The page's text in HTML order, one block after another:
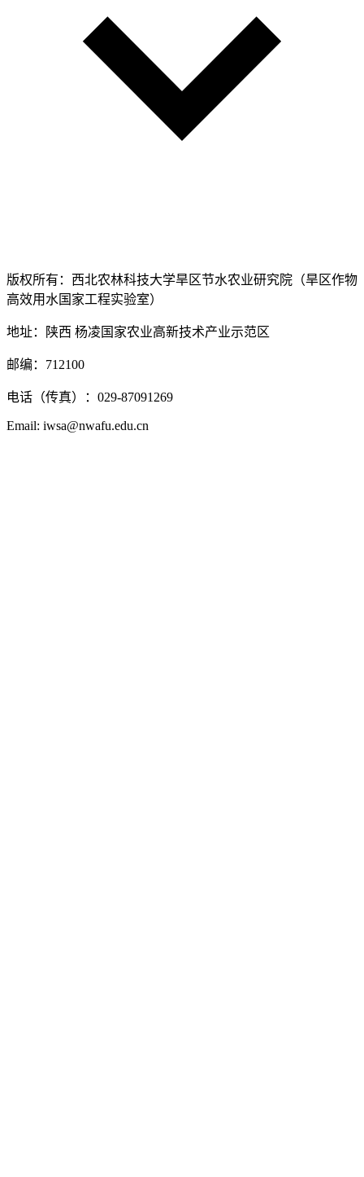
版权所有：西北农林科技大学旱区节水农业研究院（旱区作物
高效用水国家工程实验室）
地址：陕西 杨凌国家农业高新技术产业示范区
邮编：712100
电话（传真）：029-87091269
Email: iwsa@nwafu.edu.cn